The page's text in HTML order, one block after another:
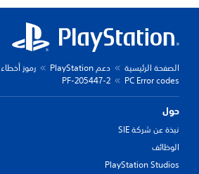
الصفحة الرئيسية دعم PlayStation
رموز أخطاء PlayStation
PC Error codes
PF-205447-2
حول
نبذة عن شركة SIE
الوظائف
PlayStation Studios